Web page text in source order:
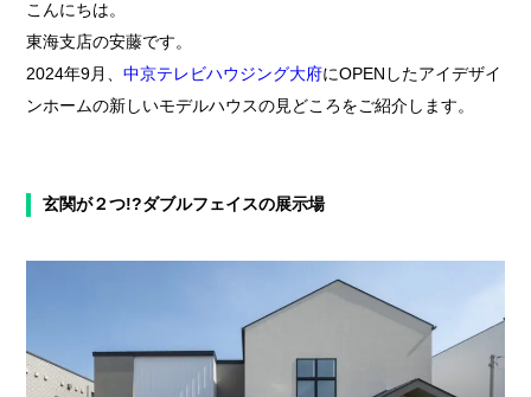
こんにちは。
東海支店の安藤です。
2024年9月、中京テレビハウジング大府にOPENしたアイデザイ
ンホームの新しいモデルハウスの見どころをご紹介します。
玄関が２つ!?ダブルフェイスの展示場